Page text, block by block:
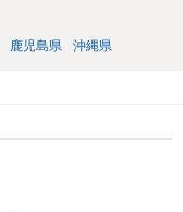
鹿児島県 沖縄県